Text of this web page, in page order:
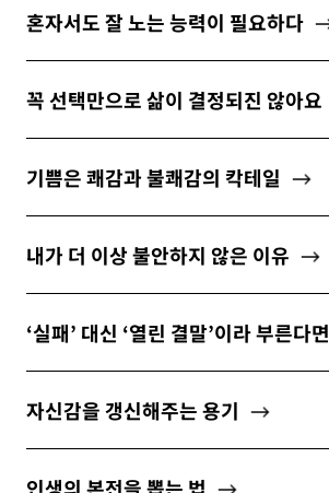
구독하기
혼자서도 잘 노는 능력이 필요하다
꼭 선택만으로 삶이 결정되진 않아요
기쁨은 쾌감과 불쾌감의 칵테일
내가 더 이상 불안하지 않은 이유
‘실패’ 대신 ‘열린 결말’이라 부른다면
자신감을 갱신해주는 용기